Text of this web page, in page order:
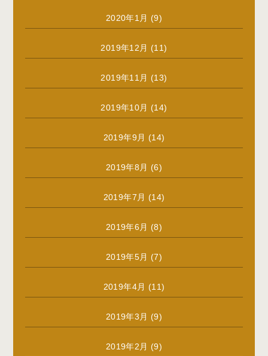
2020年1月 (9)
2019年12月 (11)
2019年11月 (13)
2019年10月 (14)
2019年9月 (14)
2019年8月 (6)
2019年7月 (14)
2019年6月 (8)
2019年5月 (7)
2019年4月 (11)
2019年3月 (9)
2019年2月 (9)